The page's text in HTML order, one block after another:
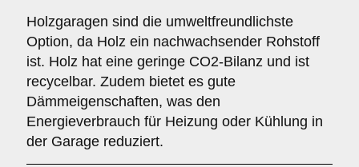
Holzgaragen sind die umweltfreundlichste
Option, da Holz ein nachwachsender Rohstoff
ist. Holz hat eine geringe CO2-Bilanz und ist
recycelbar. Zudem bietet es gute
Dämmeigenschaften, was den
Energieverbrauch für Heizung oder Kühlung in
der Garage reduziert.